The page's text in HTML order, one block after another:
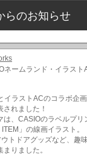
らのお知らせ